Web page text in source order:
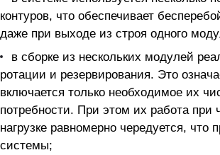
контуров, что обеспечивает
даже при выходе из строя одного
в сборке из нескольких модулей
ротации и резервирования. Это
включается только необходимое их
потребности. При этом их работа при
нагрузке равномерно чередуется, что
системы;